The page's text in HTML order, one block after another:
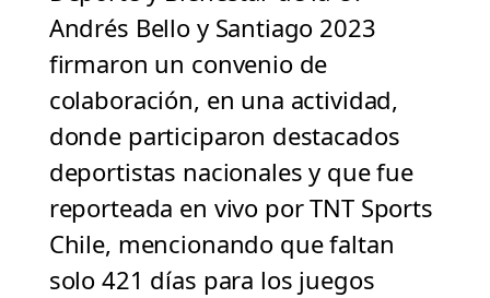
Andrés Bello y Santiago 2023
firmaron un convenio de
colaboración, en una actividad,
donde participaron destacados
deportistas nacionales y que fue
reporteada en vivo por TNT Sports
Chile, mencionando que faltan
solo 421 días para los juegos